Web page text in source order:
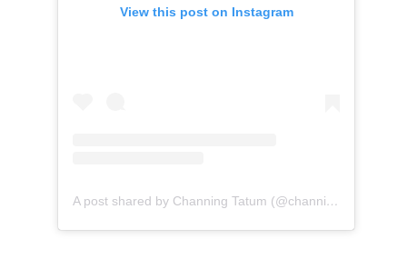
View this post on Instagram
A post shared by Channing Tatum (@channingtatum)